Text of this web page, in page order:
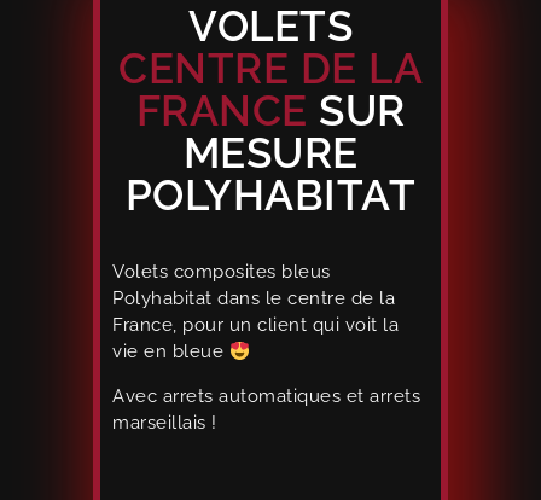
VOLETS
CENTRE DE LA
FRANCE SUR
MESURE
POLYHABITAT
Volets composites bleus
Polyhabitat dans le centre de la
France, pour un client qui voit la
vie en bleue
Avec arrets automatiques et arrets
marseillais !